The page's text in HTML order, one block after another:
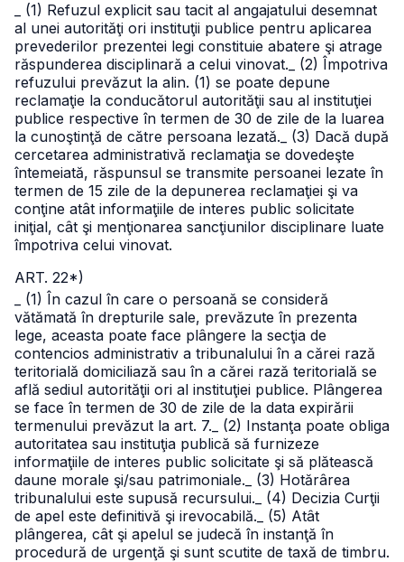
_ (1) Refuzul explicit sau tacit al angajatului desemnat
al unei autorităţi ori instituţii publice pentru aplicarea
prevederilor prezentei legi constituie abatere şi atrage
răspunderea disciplinară a celui vinovat. _ (2) Împotriva
refuzului prevăzut la alin. (1) se poate depune
reclamaţie la conducătorul autorităţii sau al instituţiei
publice respective în termen de 30 de zile de la luarea
la cunoştinţă de către persoana lezată. _ (3) Dacă după
cercetarea administrativă reclamaţia se dovedeşte
întemeiată, răspunsul se transmite persoanei lezate în
termen de 15 zile de la depunerea reclamaţiei şi va
conţine atât informaţiile de interes public solicitate
iniţial, cât şi menţionarea sancţiunilor disciplinare luate
împotriva celui vinovat.
ART. 22*)
_ (1) În cazul în care o persoană se consideră
vătămată în drepturile sale, prevăzute în prezenta
lege, aceasta poate face plângere la secţia de
contencios administrativ a tribunalului în a cărei rază
teritorială domiciliază sau în a cărei rază teritorială se
află sediul autorităţii ori al instituţiei publice. Plângerea
se face în termen de 30 de zile de la data expirării
termenului prevăzut la art. 7. _ (2) Instanţa poate obliga
autoritatea sau instituţia publică să furnizeze
informaţiile de interes public solicitate şi să plătească
daune morale şi/sau patrimoniale. _ (3) Hotărârea
tribunalului este supusă recursului. _ (4) Decizia Curţii
de apel este definitivă şi irevocabilă. _ (5) Atât
plângerea, cât şi apelul se judecă în instanţă în
procedură de urgenţă şi sunt scutite de taxă de timbru.